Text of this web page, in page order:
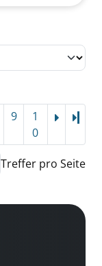
9
1
0
Treffer pro Seite